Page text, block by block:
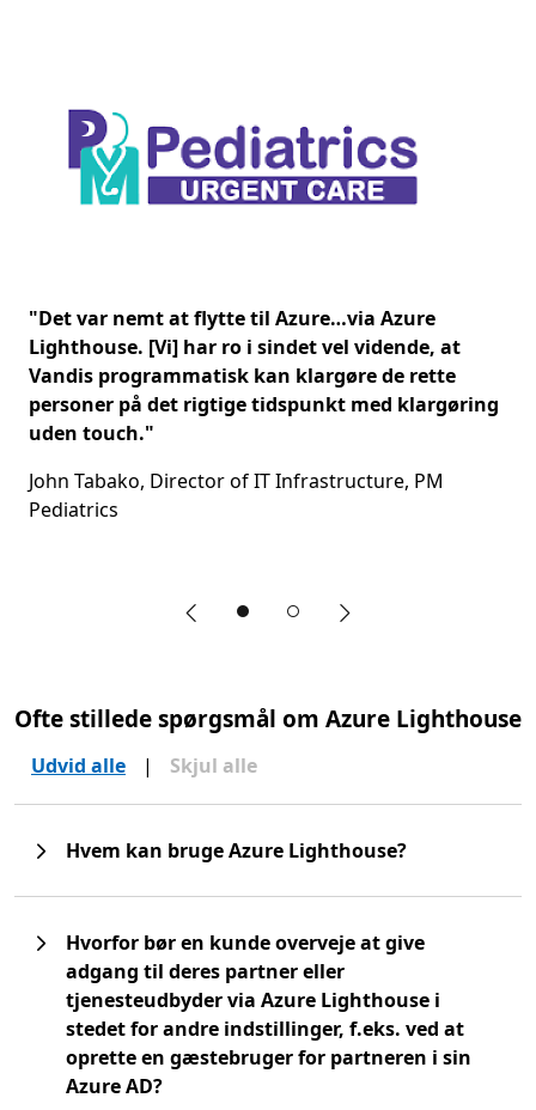
Forrige slide Næste slide
"Det var nemt at flytte til Azure…via Azure
"Det var nemt at flytte til Azure…via Azure
Lighthouse. [Vi] har ro i sindet vel vidende, at
Vandis programmatisk kan klargøre de rette
personer på det rigtige tidspunkt med klargøring
uden touch."
John Tabako, Director of IT Infrastructure, PM
Pediatrics
Ofte stillede spørgsmål om Azure Lighthouse
Udvid alle | Skjul alle
Hvem kan bruge Azure Lighthouse?
Hvorfor bør en kunde overveje at give
adgang til deres partner eller
tjenesteudbyder via Azure Lighthouse i
stedet for andre indstillinger, f.eks. ved at
oprette en gæstebruger for partneren i sin
Azure AD?